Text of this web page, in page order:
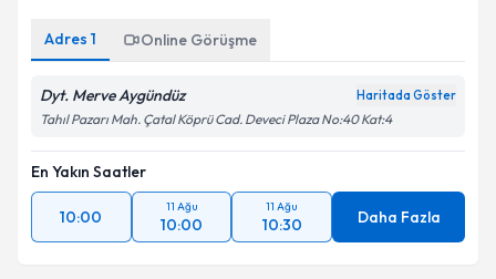
Adres 1 Online Görüşme
Dyt. Merve Aygündüz Haritada Göster
Tahıl Pazarı Mah. Çatal Köprü Cad. Deveci Plaza No:40 Kat:4
En Yakın Saatler
10:00
11 Ağu
10:00
11 Ağu
10:30 Daha Fazla